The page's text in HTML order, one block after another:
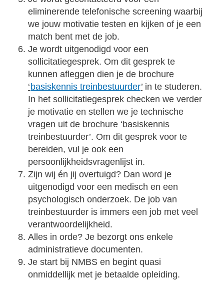
eliminerende telefonische screening waarbij
we jouw motivatie testen en kijken of je een
match bent met de job.
Je wordt uitgenodigd voor een
sollicitatiegesprek. Om dit gesprek te
kunnen afleggen dien je de brochure
‘ basiskennis treinbestuurder’ in te studeren.
In het sollicitatiegesprek checken we verder
je motivatie en stellen we je technische
vragen uit de brochure ‘basiskennis
treinbestuurder’. Om dit gesprek voor te
bereiden, vul je ook een
persoonlijkheidsvragenlijst in.
Zijn wij én jij overtuigd? Dan word je
uitgenodigd voor een medisch en een
psychologisch onderzoek. De job van
treinbestuurder is immers een job met veel
verantwoordelijkheid.
Alles in orde? Je bezorgt ons enkele
administratieve documenten.
Je start bij NMBS en begint quasi
onmiddellijk met je betaalde opleiding.